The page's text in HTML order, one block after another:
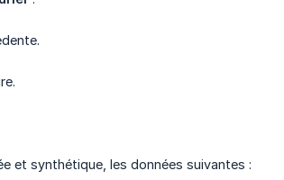
et synthétique, les données suivantes :